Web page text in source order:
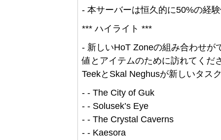
- 本サーバーは恒久的に50%の経
*** ハイライト ***
- 新しいHoT Zoneの組み合わせが
値とアイテムのために訪れてくだ
TeekとSkal Neghusが新しいタス
- - The City of Guk
- - Solusek’s Eye
- - The Crystal Caverns
- - Kaesora